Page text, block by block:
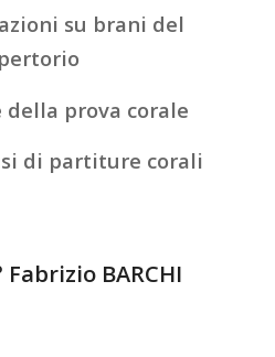
su brani del
della prova corale
di partiture corali
Fabrizio BARCHI